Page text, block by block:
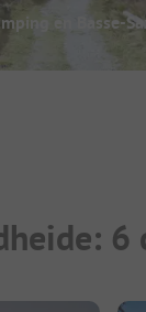
en Basse-